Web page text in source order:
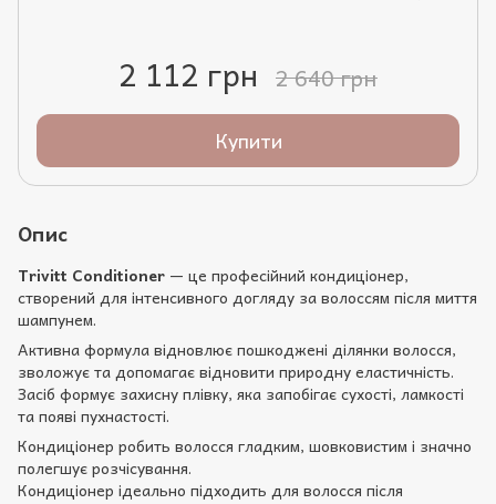
2 112 грн 2 640 грн
Купити
Опис
Trivitt Conditioner — це професійний кондиціонер,
створений для інтенсивного догляду за волоссям після миття
шампунем.
Активна формула відновлює пошкоджені ділянки волосся,
зволожує та допомагає відновити природну еластичність.
Засіб формує захисну плівку, яка запобігає сухості, ламкості
та появі пухнастості.
Кондиціонер робить волосся гладким, шовковистим і значно
полегшує розчісування.
Кондиціонер ідеально підходить для волосся після